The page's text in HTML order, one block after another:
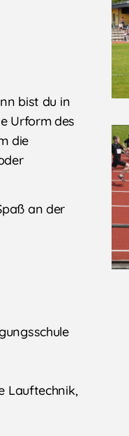
bist du in
Urform des
die
an der
Lauftechnik,